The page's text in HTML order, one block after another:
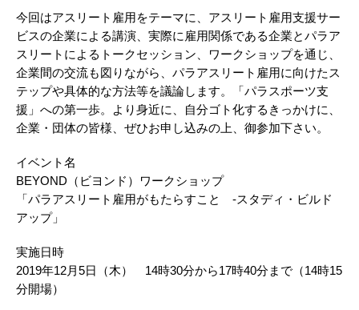
今回はアスリート雇用をテーマに、アスリート雇用支援サー
ビスの企業による講演、実際に雇用関係である企業とパラア
スリートによるトークセッション、ワークショップを通じ、
企業間の交流も図りながら、パラアスリート雇用に向けたス
テップや具体的な方法等を議論します。「パラスポーツ支
援」への第一歩。より身近に、自分ゴト化するきっかけに、
企業・団体の皆様、ぜひお申し込みの上、御参加下さい。
イベント名
BEYOND（ビヨンド）ワークショップ
「パラアスリート雇用がもたらすこと -スタディ・ビルド
アップ」
実施日時
2019年12月5日（木） 14時30分から17時40分まで（14時15
分開場）